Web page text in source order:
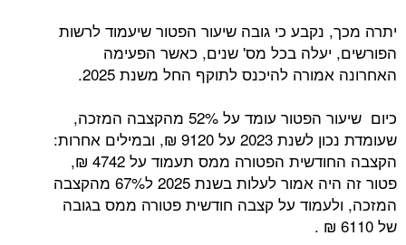
יתרה מכך, נקבע כי גובה שיעור הפטור שיעמוד לרשות
הפורשים, יעלה בכל מס' שנים, כאשר הפעימה
האחרונה אמורה להיכנס לתוקף החל משנת 2025.
כיום שיעור הפטור עומד על 52% מהקצבה המזכה,
שעומדת נכון לשנת 2023 על 9120 ₪, ובמילים אחרות:
הקצבה החודשית הפטורה ממס תעמוד על 4742 ₪,
פטור זה היה אמור לעלות בשנת 2025 ל67% מהקצבה
המזכה, ולעמוד על קצבה חודשית פטורה ממס בגובה
של 6110 ₪ .